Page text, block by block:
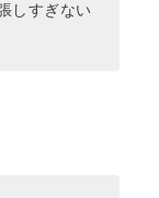
しすぎない